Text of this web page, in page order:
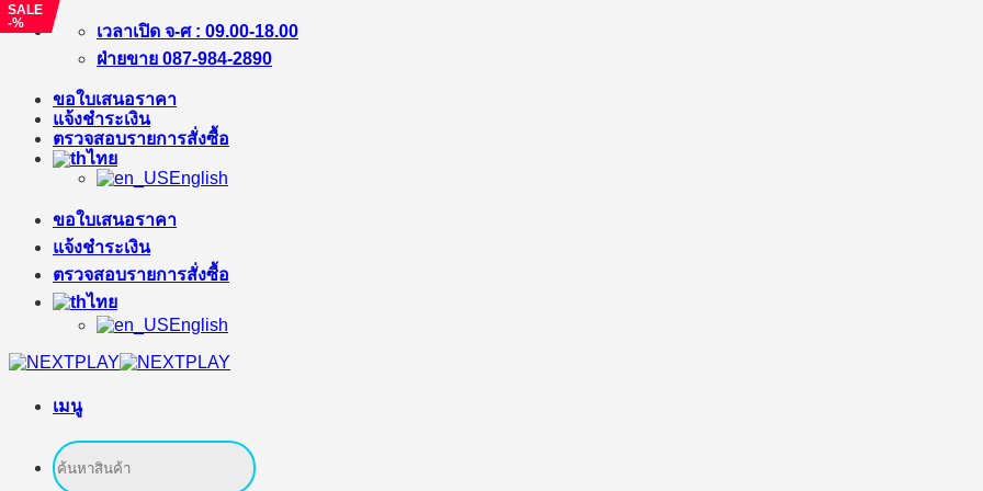
ข้าม
เนื้อหา
เวลาเปิด จ-ศ : 09.00-18.00
ฝ่ายขาย 087-984-2890
ขอใบเสนอราคา
แจ้งชำระเงิน
ตรวจสอบรายการสั่งซื้อ
ไทย
English
ขอใบเสนอราคา
แจ้งชำระเงิน
ตรวจสอบรายการสั่งซื้อ
ไทย
English
เมนู
ค้นหา:
SALE
-%